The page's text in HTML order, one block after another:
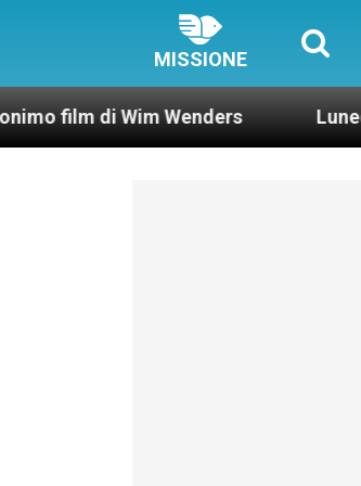
MISSIONE
Wenders Lunedì 4 gennaio